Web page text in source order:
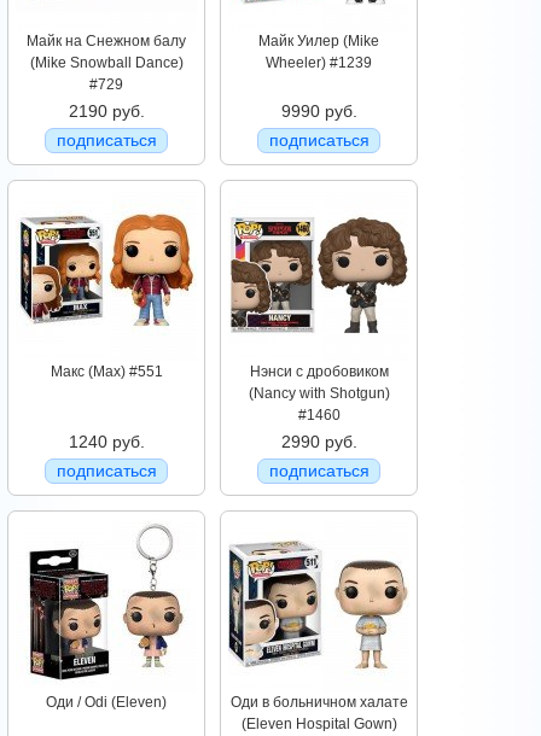
Майк на Снежном балу
(Mike Snowball Dance)
#729
2190 руб.
подписаться
Майк Уилер (Mike
Wheeler) #1239
9990 руб.
подписаться
Макс (Max) #551
1240 руб.
подписаться
Нэнси с дробовиком
(Nancy with Shotgun)
#1460
2990 руб.
подписаться
Оди / Odi (Eleven)
Оди в больничном халате
(Eleven Hospital Gown)